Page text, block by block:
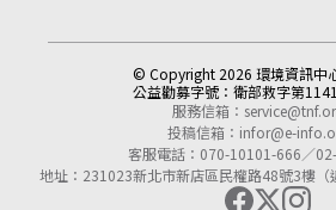
© Copyright 2026 環境資訊中
公益勸募字號： 衛部救字第
服務信箱：
投稿信箱： infor@e-
客服電話：070-10101-666／
地址：231023新北市新店區民權路48號3樓（